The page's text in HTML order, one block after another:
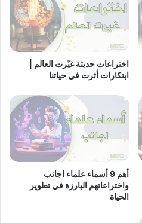
اختراعات حديثة غيّرت العالم |
ابتكارات أثرت في حياتنا
أهم 9 أسماء علماء اجانب
واختراعاتهم البارزة في تطوير
الحياة